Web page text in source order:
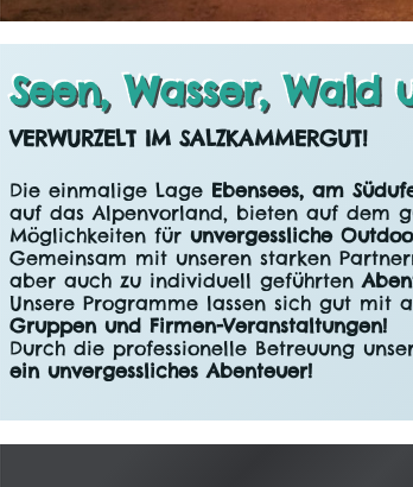
Seen, Wasser, Wald
VERWURZELT IM SALZKAMMERGUT!
Die einmalige Lage Ebensees, am
auf das Alpenvorland, bieten auf dem
Möglichkeiten für unvergessliche
Gemeinsam mit unseren starken
aber auch zu individuell geführten
Unsere Programme lassen sich gut mit
Gruppen und Firmen-Veranstaltungen!
Durch die professionelle Betreuung
ein unvergessliches Abenteuer!